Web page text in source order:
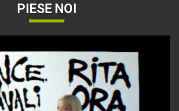
PIESE NOI